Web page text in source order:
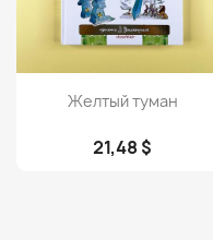
Просмотр
Желтый туман
21,48 $